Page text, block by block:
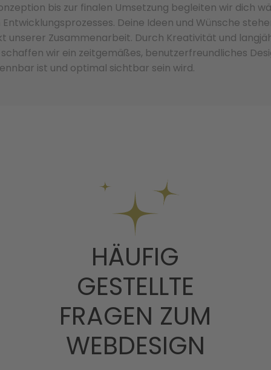
bis zur finalen Umsetzung begleiten wir dich
Deine Ideen und Wünsche
unserer Zusammenarbeit. Durch Kreativität und
wir ein zeitgemäßes, benutzerfreundliches
ist und optimal sichtbar sein wird.
HÄUFIG
GESTELLTE
FRAGEN ZUM
WEBDESIGN